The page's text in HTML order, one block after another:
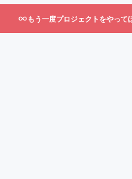
もう一度プロジェクトをやって